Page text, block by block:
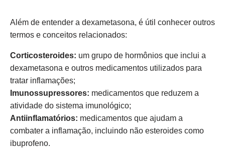
Além de entender a dexametasona, é útil conhecer outros
termos e conceitos relacionados:
Corticosteroides: um grupo de hormônios que inclui a
dexametasona e outros medicamentos utilizados para
tratar inflamações;
Imunossupressores: medicamentos que reduzem a
atividade do sistema imunológico;
Antiinflamatórios: medicamentos que ajudam a
combater a inflamação, incluindo não esteroides como
ibuprofeno.